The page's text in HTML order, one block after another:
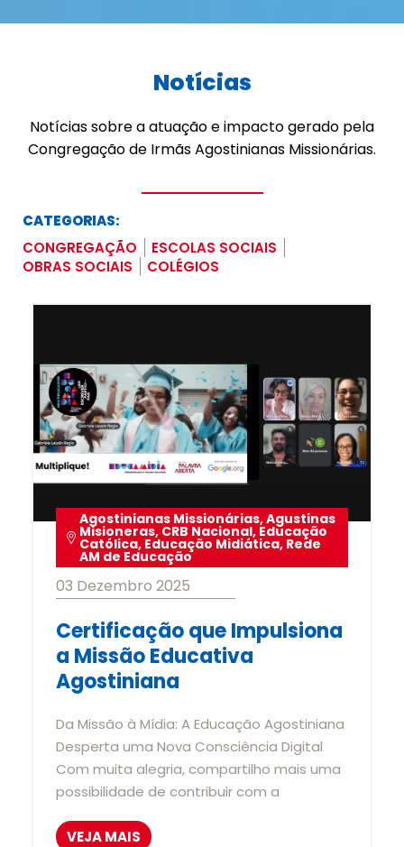
Notícias
Notícias sobre a atuação e impacto gerado pela
Congregação de Irmãs Agostinianas Missionárias.
CATEGORIAS:
CONGREGAÇÃO
ESCOLAS SOCIAIS
OBRAS SOCIAIS
COLÉGIOS
Agostinianas Missionárias,Agustinas
Misioneras, CRB Nacional, Educação
Católica, Educação Midiática, Rede
AM de Educação
03 Dezembro 2025
Certificação que Impulsiona
a Missão Educativa
Agostiniana
Da Missão à Mídia: A Educação Agostiniana
Desperta uma Nova Consciência Digital
Com muita alegria, compartilho mais uma
possibilidade de contribuir com a
VEJA MAIS